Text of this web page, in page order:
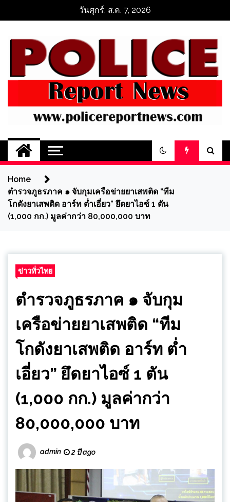
วันศุกร์, ส.ค. 7, 2026
ข่าวตำรวจออนไลน์
PoliceReportNews
Home
ตำรวจภูธรภาค ๑ จับกุมเครือข่ายยาเสพติด “ทีม
โกดังยาเสพติด อาร์ท ต่ำเอี่ยว” ยึดยาไอซ์ 1 ตัน
(1,000 กก.) มูลค่ากว่า 80,000,000 บาท
ข่าวทั่วไทย
ตำรวจภูธรภาค ๑ จับกุม
เครือข่ายยาเสพติด “ทีม
โกดังยาเสพติด อาร์ท ต่ำ
เอี่ยว” ยึดยาไอซ์ 1 ตัน
(1,000 กก.) มูลค่ากว่า
80,000,000 บาท
admin 2 ปี ago